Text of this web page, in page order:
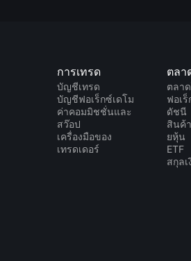
การเทรด
บัญชีเทรด
บัญชีฟอเร็กซ์เดโม
ค่าคอมมิชชั่นและ
สว๊อป
เครื่องมือของ
เทรดเดอร์
ตลา
ตลา
ฟอเ
ดัชนี
สินค้
ยหุ้น
ETF
สกุล